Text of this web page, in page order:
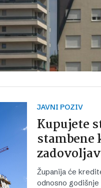
JAVNI POZIV
Kupujete
stambene
Županija će
odnosno